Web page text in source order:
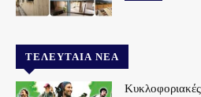
ΤΕΛΕΥΤΑΊΑ ΝΈΑ